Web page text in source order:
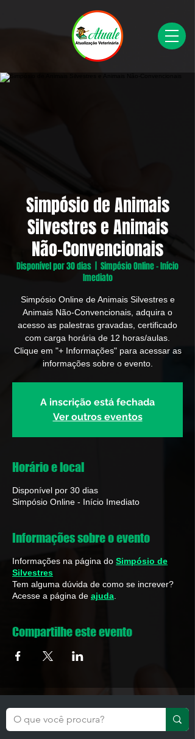
Simpósio de Animais
Silvestres e Animais
Não-Convencionais
Disponível por 30 dias
Simpósio Online - Início
Imediato
Simpósio Online de Animais Silvestres e
Animais Não-Convencionais, adquira o
acesso as palestras gravadas, certificado
com carga horária de 12 horas/aulas.
Clique em "+ Informações" para acessar as
informações sobre o evento.
A inscrição está fechada
Ver outros eventos
Horário e local
Disponível por 30 dias
Simpósio Online - Início Imediato
Informações sobre o evento
Informações na página do Simpósio de
Silvestres
Tem alguma dúvida de como se increver?
Acesse a página de ajuda
Compartilhe este evento